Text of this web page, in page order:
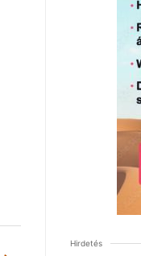
Hirdetés